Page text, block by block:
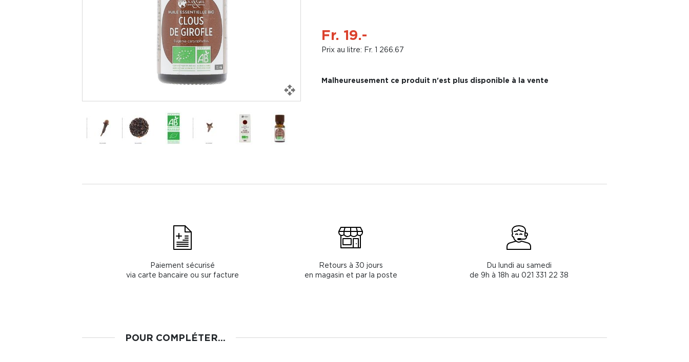
Fr. 19.-
Prix au litre: Fr. 1 266.67
Malheureusement ce produit n'est plus disponible à la vente
Paiement sécurisé
via carte bancaire ou sur facture
Retours à 30 jours
en magasin et par la poste
Du lundi au samedi
de 9h à 18h au 021 331 22 38
POUR COMPLÉTER...